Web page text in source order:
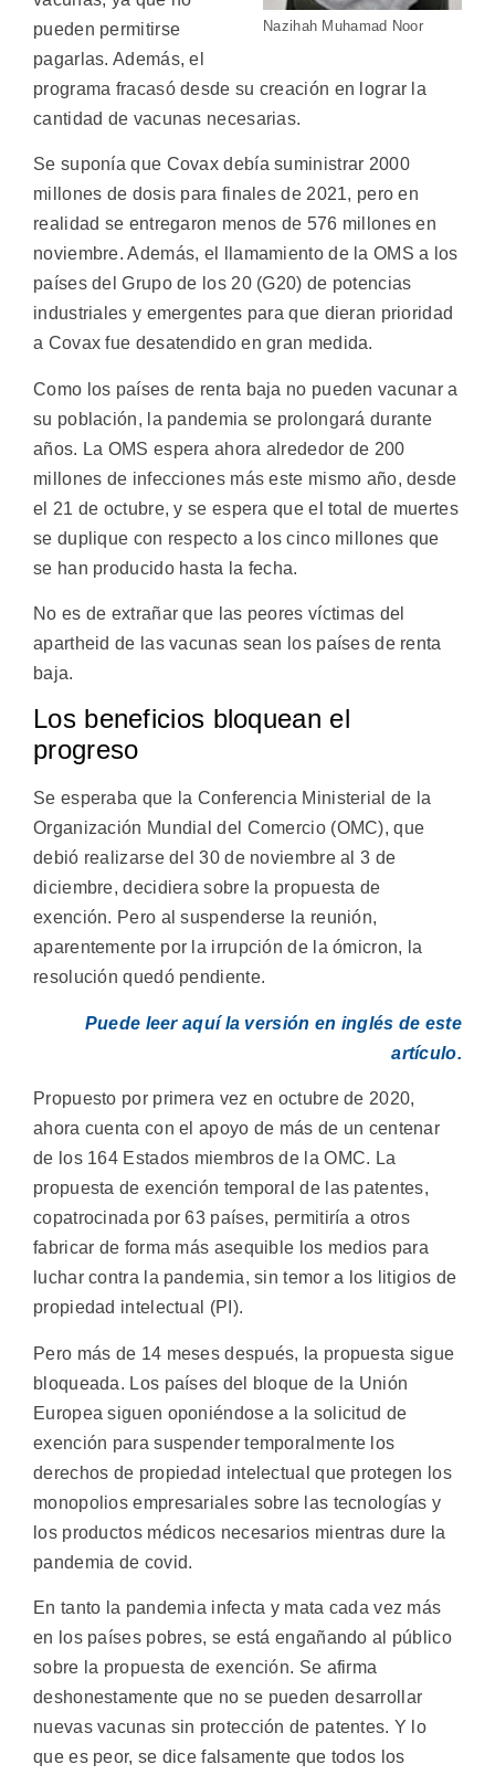
Nazihah Muhamad Noor
pueden permitirse
pagarlas. Además, el
programa fracasó desde su creación en lograr la
cantidad de vacunas necesarias.
Se suponía que Covax debía suministrar 2000
millones de dosis para finales de 2021, pero en
realidad se entregaron menos de 576 millones en
noviembre. Además, el llamamiento de la OMS a los
países del Grupo de los 20 (G20) de potencias
industriales y emergentes para que dieran prioridad
a Covax fue desatendido en gran medida.
Como los países de renta baja no pueden vacunar a
su población, la pandemia se prolongará durante
años. La OMS espera ahora alrededor de 200
millones de infecciones más este mismo año, desde
el 21 de octubre, y se espera que el total de muertes
se duplique con respecto a los cinco millones que
se han producido hasta la fecha.
No es de extrañar que las peores víctimas del
apartheid de las vacunas sean los países de renta
baja.
Los beneficios bloquean el
progreso
Se esperaba que la Conferencia Ministerial de la
Organización Mundial del Comercio (OMC), que
debió realizarse del 30 de noviembre al 3 de
diciembre, decidiera sobre la propuesta de
exención. Pero al suspenderse la reunión,
aparentemente por la irrupción de la ómicron, la
resolución quedó pendiente.
Puede leer aquí la versión en inglés de este
artículo.
Propuesto por primera vez en octubre de 2020,
ahora cuenta con el apoyo de más de un centenar
de los 164 Estados miembros de la OMC. La
propuesta de exención temporal de las patentes,
copatrocinada por 63 países, permitiría a otros
fabricar de forma más asequible los medios para
luchar contra la pandemia, sin temor a los litigios de
propiedad intelectual (PI).
Pero más de 14 meses después, la propuesta sigue
bloqueada. Los países del bloque de la Unión
Europea siguen oponiéndose a la solicitud de
exención para suspender temporalmente los
derechos de propiedad intelectual que protegen los
monopolios empresariales sobre las tecnologías y
los productos médicos necesarios mientras dure la
pandemia de covid.
En tanto la pandemia infecta y mata cada vez más
en los países pobres, se está engañando al público
sobre la propuesta de exención. Se afirma
deshonestamente que no se pueden desarrollar
nuevas vacunas sin protección de patentes. Y lo
que es peor, se dice falsamente que todos los